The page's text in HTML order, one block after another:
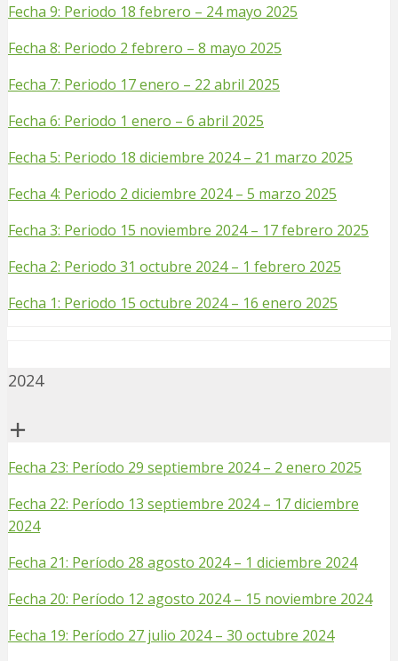
Fecha 9: Periodo 18 febrero – 24 mayo 2025
Fecha 8: Periodo 2 febrero – 8 mayo 2025
Fecha 7: Periodo 17 enero – 22 abril 2025
Fecha 6: Periodo 1 enero – 6 abril 2025
Fecha 5: Periodo 18 diciembre 2024 – 21 marzo 2025
Fecha 4: Periodo 2 diciembre 2024 – 5 marzo 2025
Fecha 3: Periodo 15 noviembre 2024 – 17 febrero 2025
Fecha 2: Periodo 31 octubre 2024 – 1 febrero 2025
Fecha 1: Periodo 15 octubre 2024 – 16 enero 2025
2024
Fecha 23: Período 29 septiembre 2024 – 2 enero 2025
Fecha 22: Período 13 septiembre 2024 – 17 diciembre
2024
Fecha 21: Período 28 agosto 2024 – 1 diciembre 2024
Fecha 20: Período 12 agosto 2024 – 15 noviembre 2024
Fecha 19: Período 27 julio 2024 – 30 octubre 2024